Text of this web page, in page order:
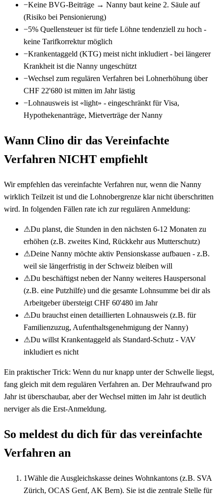
−Keine BVG-Beiträge → Nanny baut keine 2. Säule auf
(Risiko bei Pensionierung)
−5% Quellensteuer ist für tiefe Löhne tendenziell zu hoch -
keine Tarifkorrektur möglich
−Krankentaggeld (KTG) meist nicht inkludiert - bei längerer
Krankheit ist die Nanny ungeschützt
−Wechsel zum regulären Verfahren bei Lohnerhöhung über
CHF 22'680 ist mitten im Jahr lästig
−Lohnausweis ist «light» - eingeschränkt für Visa,
Hypothekenanträge, Mietverträge der Nanny
Wann Clino dir das Vereinfachte
Verfahren NICHT empfiehlt
Wir empfehlen das vereinfachte Verfahren nur, wenn die Nanny
wirklich Teilzeit ist und die Lohnobergrenze klar nicht überschritten
wird. In folgenden Fällen rate ich zur regulären Anmeldung:
⚠Du planst, die Stunden in den nächsten 6-12 Monaten zu
erhöhen (z.B. zweites Kind, Rückkehr aus Mutterschutz)
⚠Deine Nanny möchte aktiv Pensionskasse aufbauen - z.B.
weil sie längerfristig in der Schweiz bleiben will
⚠Du beschäftigst neben der Nanny weiteres Hauspersonal
(z.B. eine Putzhilfe) und die gesamte Lohnsumme bei dir als
Arbeitgeber übersteigt CHF 60'480 im Jahr
⚠Du brauchst einen detaillierten Lohnausweis (z.B. für
Familienzuzug, Aufenthaltsgenehmigung der Nanny)
⚠Du willst Krankentaggeld als Standard-Schutz - VAV
inkludiert es nicht
Ein praktischer Trick: Wenn du nur knapp unter der Schwelle liegst,
fang gleich mit dem regulären Verfahren an. Der Mehraufwand pro
Jahr ist überschaubar, aber der Wechsel mitten im Jahr ist deutlich
nerviger als die Erst-Anmeldung.
So meldest du dich für das vereinfachte
Verfahren an
1Wähle die Ausgleichskasse deines Wohnkantons (z.B. SVA
Zürich, OCAS Genf, AK Bern). Sie ist die zentrale Stelle für